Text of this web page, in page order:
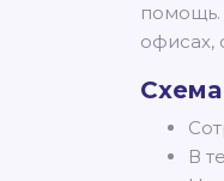
помощь.
офисах,
В